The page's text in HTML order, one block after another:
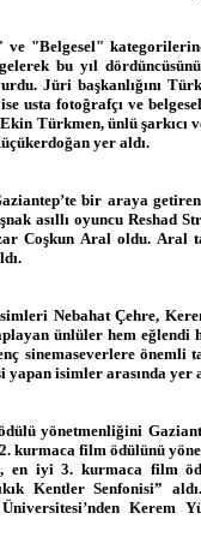
"Belgesel"
bu yıl
Jüri başkanlığını
usta fotoğrafçı ve
Türkmen, ünlü
yer aldı.
bir araya
asıllı oyuncu Reshad
Coşkun Aral oldu. Aral
Nebahat Çehre,
ünlüler hem eğlendi
sinemaseverlere önemli
isimler arasında yer
yönetmenliğini
kurmaca film ödülünü
en iyi 3. kurmaca film
Kentler Senfonisi”
Kerem